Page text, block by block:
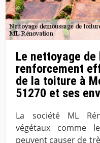
Le nettoyage
renforcement
de la toiture à
51270 et ses
La société ML
végétaux comme
peuvent causer de